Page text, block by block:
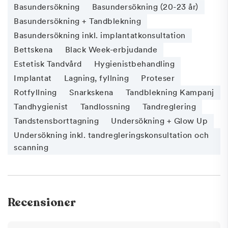
Välkommen till din tandläkare i Örebro
Basundersökning
Basundersökning (20-23 år)
Basundersökning + Tandblekning
Basundersökning inkl. implantatkonsultation
Bettskena
Black Week-erbjudande
Estetisk Tandvård
Hygienistbehandling
Implantat
Lagning, fyllning
Proteser
Rotfyllning
Snarkskena
Tandblekning Kampanj
Tandhygienist
Tandlossning
Tandreglering
Tandstensborttagning
Undersökning + Glow Up
Undersökning inkl. tandregleringskonsultation och
scanning
Recensioner